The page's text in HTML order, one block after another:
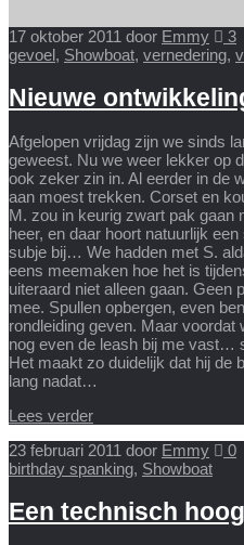
17 oktober 2011 door Emmy
3
gevoel, Showboat, vernedering,
Nieuwe
Afgelopen vrijdag zijn we sinds
geweest. Nu we weer lekker op
ook zeker zin in. Al eerder in de
aan moest trekken. Corset en
M. zou in keurig zwart pak gaan
heer, en daar hoort natuurlijk
subje bij… We hadden met S.
eens meemaken hoe het is
uiteraard niet alleen gaan. Geen
mee. Spullen opbergen, even
rondleiding geven. Maar voordat
nog even de leash bij me vast…
Het maakt zo duidelijk dat hij de
lang nadat…
Lees verder
23 februari 2011 door Emmy
0
birthday spanking, Showboat
Een technisch